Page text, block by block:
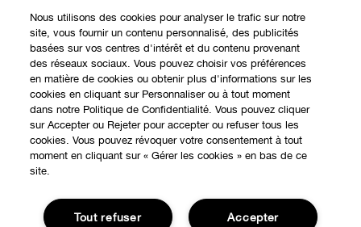
EXPÉRIENCE EN LIGNE
Offres Spéciales
Programme de Fidélité
Notre Philosophie
Nous utilisons des cookies pour analyser le trafic sur notre
site, vous fournir un contenu personnalisé, des publicités
basées sur vos centres d'intérêt et du contenu provenant
des réseaux sociaux. Vous pouvez choisir vos préférences
en matière de cookies ou obtenir plus d'informations sur les
cookies en cliquant sur Personnaliser ou à tout moment
dans notre Politique de Confidentialité. Vous pouvez cliquer
sur Accepter ou Rejeter pour accepter ou refuser tous les
cookies. Vous pouvez révoquer votre consentement à tout
moment en cliquant sur « Gérer les cookies » en bas de ce
site.
Accepter
Tout refuser